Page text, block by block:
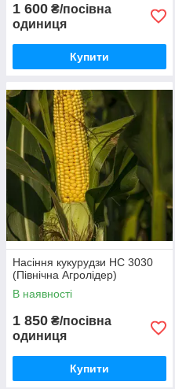
1 600 ₴/посівна
одиниця
Купити
Насіння кукурудзи НС 3030
(Північна Агролідер)
В наявності
1 850 ₴/посівна
одиниця
Купити